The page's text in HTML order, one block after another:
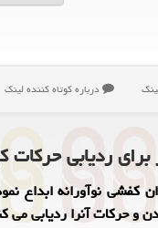
درباره كوتاه كننده لینك
کفشی نوآورانه ابداع